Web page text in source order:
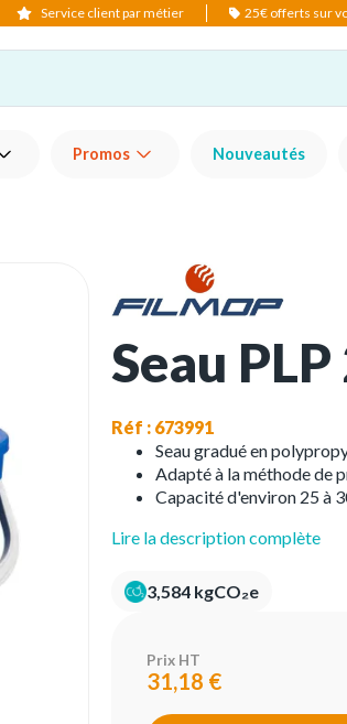
Service client par métier 25€ offerts sur
Promos Nouveautés
Seau
Réf : 673991
Seau gradué en
Adapté à la méthode de
Capacité d'environ 25 à
Lire la description complète
3,584 kgCO₂e
Prix HT
31,18 €